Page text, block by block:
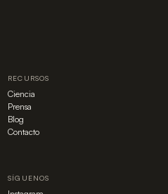
RECURSOS
Ciencia
Prensa
Blog
Contacto
SÍGUENOS